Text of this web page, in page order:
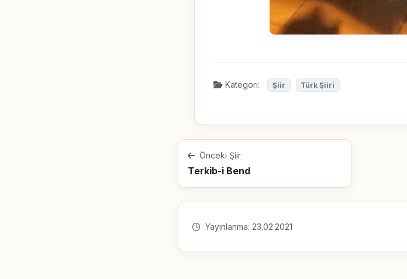
Kategori: Şiir Türk Şiiri
Önceki Şiir
Terkib-i Bend
Yayınlanma: 23.02.2021